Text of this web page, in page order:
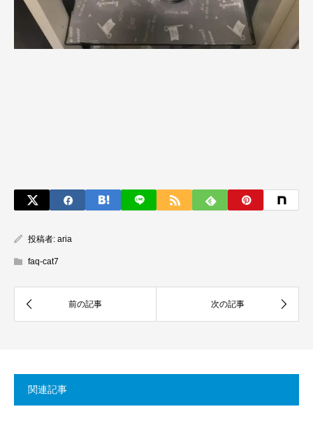
投稿者: aria
faq-cat7
関連記事